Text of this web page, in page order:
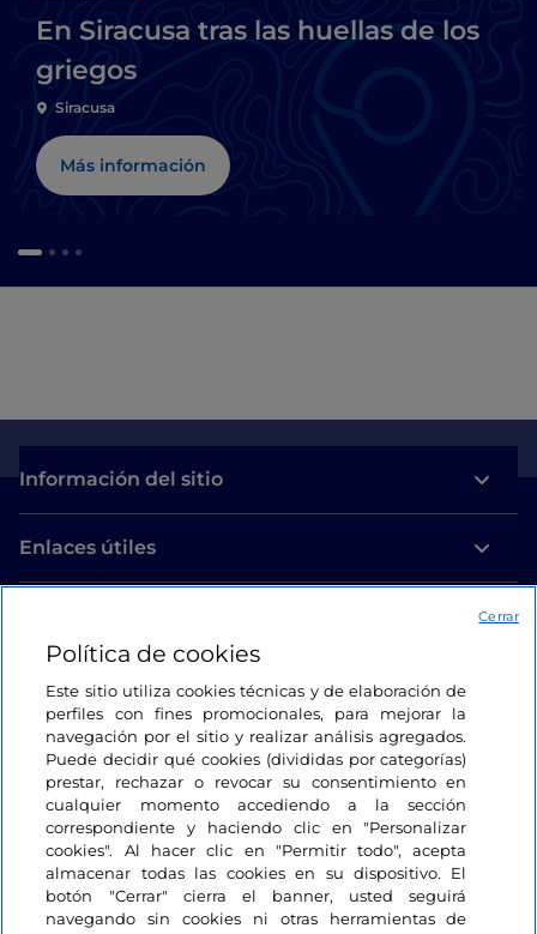
En Siracusa tras las huellas de los
griegos
Siracusa
Más información
Información del sitio
Enlaces útiles
Estamos en contacto
Política de cookies
Este sitio utiliza cookies técnicas y de elaboración de
perfiles con fines promocionales, para mejorar la
navegación por el sitio y realizar análisis agregados.
Puede decidir qué cookies (divididas por categorías)
prestar, rechazar o revocar su consentimiento en
cualquier momento accediendo a la sección
correspondiente y haciendo clic en "Personalizar
cookies". Al hacer clic en "Permitir todo", acepta
almacenar todas las cookies en su dispositivo. El
botón "Cerrar" cierra el banner, usted seguirá
navegando sin cookies ni otras herramientas de
Cerrar